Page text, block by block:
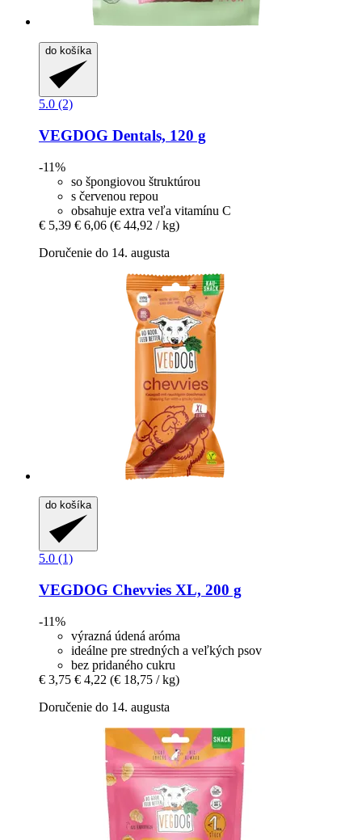
do košíka
5.0 (2)
VEGDOG Dentals, 120 g
-11%
so špongiovou štruktúrou
s červenou repou
obsahuje extra veľa vitamínu C
€ 5,39 € 6,06 (€ 44,92 / kg)
Doručenie do 14. augusta
do košíka
5.0 (1)
VEGDOG Chevvies XL, 200 g
-11%
výrazná údená aróma
ideálne pre stredných a veľkých psov
bez pridaného cukru
€ 3,75 € 4,22 (€ 18,75 / kg)
Doručenie do 14. augusta